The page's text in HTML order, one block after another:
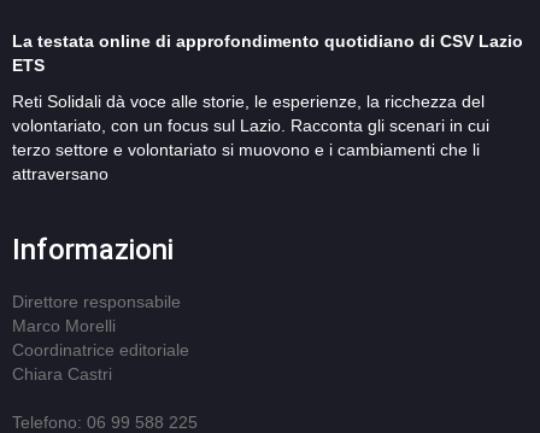
La testata online di approfondimento quotidiano di CSV Lazio
ETS
Reti Solidali dà voce alle storie, le esperienze, la ricchezza del
volontariato, con un focus sul Lazio. Racconta gli scenari in cui
terzo settore e volontariato si muovono e i cambiamenti che li
attraversano
Informazioni
Direttore responsabile
Marco Morelli
Coordinatrice editoriale
Chiara Castri
Telefono: 06 99 588 225